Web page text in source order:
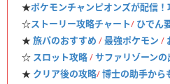
★ポケモンチャンピオンズが配信
☆ストーリー攻略チャート/ ひでん
★旅パのおすすめ /最強ポケモン /
☆ スロット攻略/サファリゾーン
★ クリア後の攻略/博士の助手から